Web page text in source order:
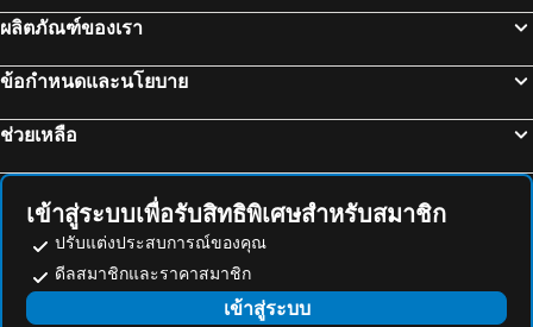
Tung Chung Metro Station
MTR - Mass Transit Railway
North Point Metro Station
Guangzhou east railway station
เทมเพิลสตรีทไนท์มาร์เกต
Hong Kong Metro Station
HKTDC Hong Kong International Medical Devices & Supplies Fair
คาสิโนลิสบัว
Liwan District
อำเภอBaiyun
ผลิตภัณฑ์ของเรา
ข้อกำหนดและนโยบาย
ช่วยเหลือ
เข้าสู่ระบบเพื่อรับสิทธิพิเศษสำหรับสมาชิก
ปรับแต่งประสบการณ์ของคุณ
ดีลสมาชิกและราคาสมาชิก
เข้าสู่ระบบ